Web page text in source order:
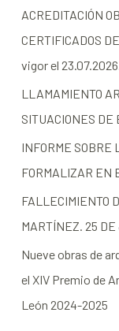
ACREDITACIÓN
CERTIFICADOS
vigor el 23.07.2026.
LLAMAMIENTO
SITUACIONES DE
INFORME SOBRE
FORMALIZAR EN
FALLECIMIENTO
MARTÍNEZ. 25 DE
Nueve obras de
el XIV Premio de
León 2024-2025